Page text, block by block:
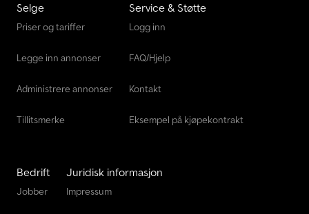
Selge
Priser og tariffer
Legge inn annonser
Administrere annonser
Tillitsmerke
Service & Støtte
Logg inn
FAQ/Hjelp
Kontakt
Eksempel på kjøpekontrakt
Bedrift
Jobber
Juridisk informasjon
Impressum